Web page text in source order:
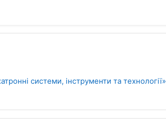
системи, інструменти та технології»